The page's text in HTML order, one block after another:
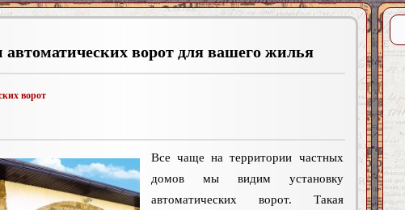
ворот для вашего жилья
ворот
Все чаще на территории частных
домов мы видим установку
автоматических ворот. Такая